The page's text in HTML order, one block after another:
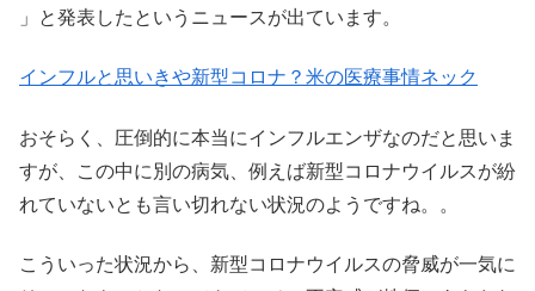
」と発表したというニュースが出ています。
インフルと思いきや新型コロナ？米の医療事情ネック
おそらく、圧倒的に本当にインフルエンザなのだと思いま
すが、この中に別の病気、例えば新型コロナウイルスが紛
れていないとも言い切れない状況のようですね。。
こういった状況から、新型コロナウイルスの脅威が一気に